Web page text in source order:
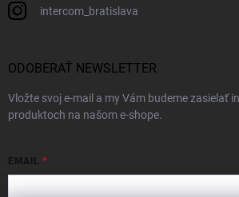
intercom_bratislava
ODOBERAŤ NEWSLETTER
Vložte svoj e-mail a my Vám budeme zasielať
produktoch na našom e-shope.
EMAIL